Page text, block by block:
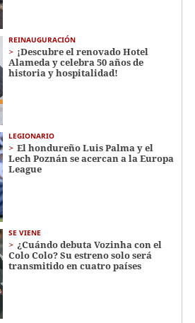
REINAUGURACIÓN
¡Descubre el renovado Hotel
Alameda y celebra 50 años de
historia y hospitalidad!
LEGIONARIO
El hondureño Luis Palma y el
Lech Poznán se acercan a la Europa
League
SE VIENE
¿Cuándo debuta Vozinha con el
Colo Colo? Su estreno solo será
transmitido en cuatro países